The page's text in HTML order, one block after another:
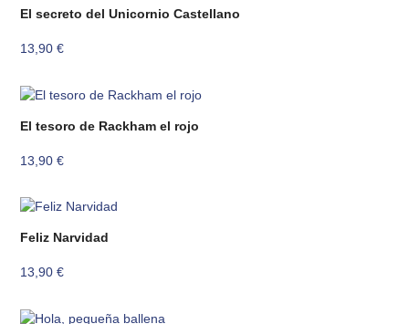
El secreto del Unicornio Castellano
13,90€
El tesoro de Rackham el rojo
13,90€
Feliz Narvidad
13,90€